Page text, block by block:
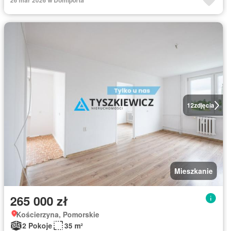
12zdjęcia
Mieszkanie
265 000 zł
Kościerzyna, Pomorskie
2 Pokoje
35 m²